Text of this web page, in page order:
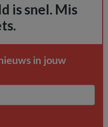
is snel. Mis
in jouw